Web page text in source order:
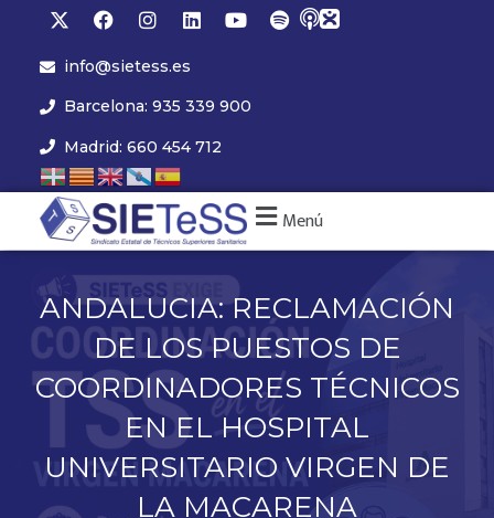
info@sietess.es
Barcelona: 935 339 900
Madrid: 660 454 712
Menú
ANDALUCIA: RECLAMACIÓN
DE LOS PUESTOS DE
COORDINADORES TÉCNICOS
EN EL HOSPITAL
UNIVERSITARIO VIRGEN DE
LA MACARENA